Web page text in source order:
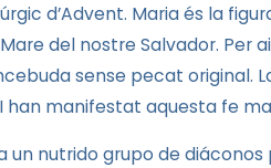
d’Advent. Maria és la
del nostre Salvador. Per
sense pecat original.
han manifestat aquesta fe
nutrido grupo de